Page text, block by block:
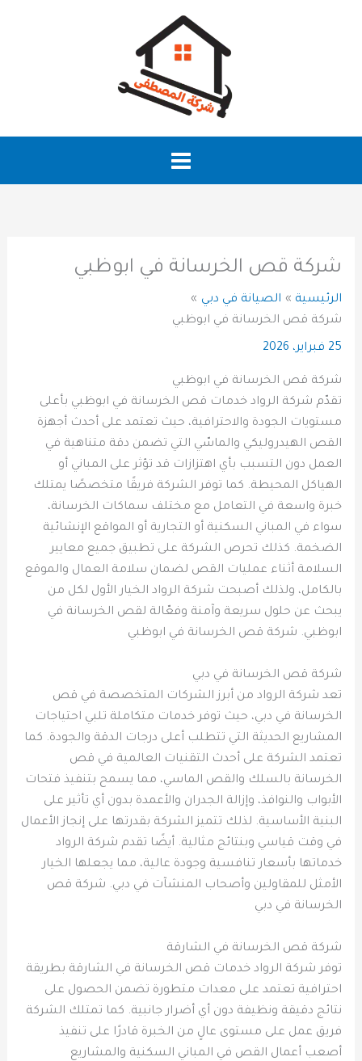
شركة قص الخرسانة في ابوظبي
الرئيسية
الصيانة في دبي
شركة قص الخرسانة في ابوظبي
25 فبراير، 2026
شركة قص الخرسانة في ابوظبي
تقدّم شركة الرواد خدمات قص الخرسانة في ابوظبي بأعلى
مستويات الجودة والاحترافية، حيث تعتمد على أحدث أجهزة
القص الهيدروليكي والماسّي التي تضمن دقة متناهية في
العمل دون التسبب بأي اهتزازات قد تؤثر على المباني أو
الهياكل المحيطة. كما توفر الشركة فريقًا متخصصًا يمتلك
خبرة واسعة في التعامل مع مختلف سماكات الخرسانة،
سواء في المباني السكنية أو التجارية أو المواقع الإنشائية
الضخمة. كذلك تحرص الشركة على تطبيق جميع معايير
السلامة أثناء عمليات القص لضمان سلامة العمال والموقع
بالكامل، ولذلك أصبحت شركة الرواد الخيار الأول لكل من
يبحث عن حلول سريعة وآمنة وفعّالة لقص الخرسانة في
ابوظبي. شركة قص الخرسانة في ابوظبي
شركة قص الخرسانة في دبي
تعد شركة الرواد من أبرز الشركات المتخصصة في قص
الخرسانة في دبي، حيث توفر خدمات متكاملة تلبي احتياجات
المشاريع الحديثة التي تتطلب أعلى درجات الدقة والجودة. كما
تعتمد الشركة على أحدث التقنيات العالمية في قص
الخرسانة بالسلك والقص الماسي، مما يسمح بتنفيذ فتحات
الأبواب والنوافذ، وإزالة الجدران والأعمدة بدون أي تأثير على
البنية الأساسية. لذلك تتميز الشركة بقدرتها على إنجاز الأعمال
في وقت قياسي وبنتائج مثالية. أيضًا تقدم شركة الرواد
خدماتها بأسعار تنافسية وجودة عالية، مما يجعلها الخيار
الأمثل للمقاولين وأصحاب المنشآت في دبي. شركة قص
الخرسانة في دبي
شركة قص الخرسانة في الشارقة
توفر شركة الرواد خدمات قص الخرسانة في الشارقة بطريقة
احترافية تعتمد على معدات متطورة تضمن الحصول على
نتائج دقيقة ونظيفة دون أي أضرار جانبية. كما تمتلك الشركة
فريق عمل على مستوى عالٍ من الخبرة قادرًا على تنفيذ
أصعب أعمال القص في المباني السكنية والمشاريع